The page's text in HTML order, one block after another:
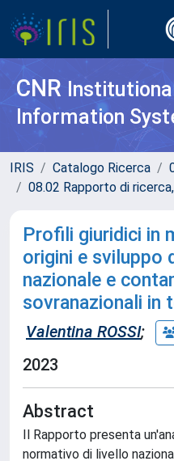
CNR
Information
IRIS Catalogo Ricerca
08.02 Rapporto di
Profili giuridici in
origini e sviluppo
nazionale e
sovranazionali in
Valentina ROSSI;
2023
Abstract
Il Rapporto presenta
normativo di livello